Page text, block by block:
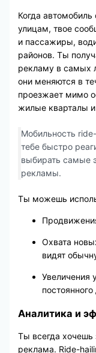
Когда
улицам, твое
и пассажиры,
районов. Ты
рекламу в самых
они меняются в
проезжает мимо
жилые кварталы
Мобильность
тебе быстро
выбирать самые
рекламы.
Ты можешь
Охвата
видят
Увеличения
Аналитика и
Ты всегда хочешь
реклама. Ride-